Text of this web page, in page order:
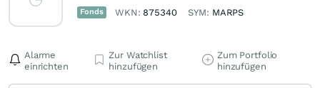
Fonds WKN: 875340 SYM: MARPS
Alarme
einrichten
Zur Watchlist
hinzufügen
Zum Portfolio
hinzufügen